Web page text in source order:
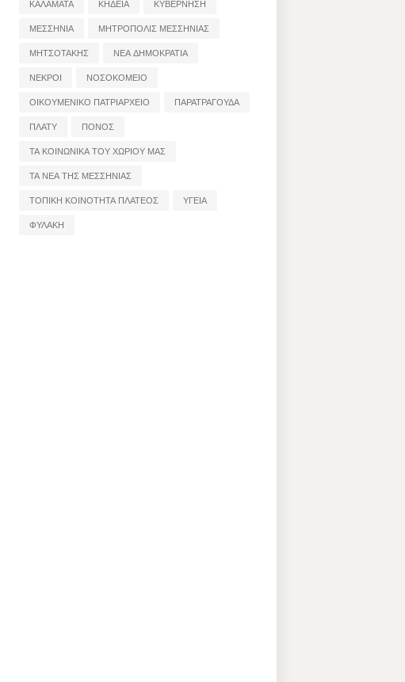
ΚΑΛΑΜΑΤΑ
ΚΗΔΕΙΑ
ΚΥΒΕΡΝΗΣΗ
ΜΕΣΣΗΝΙΑ
ΜΗΤΡΟΠΟΛΙΣ ΜΕΣΣΗΝΙΑΣ
ΜΗΤΣΟΤΑΚΗΣ
ΝΕΑ ΔΗΜΟΚΡΑΤΙΑ
ΝΕΚΡΟΙ
ΝΟΣΟΚΟΜΕΙΟ
ΟΙΚΟΥΜΕΝΙΚΟ ΠΑΤΡΙΑΡΧΕΙΟ
ΠΑΡΑΤΡΑΓΟΥΔΑ
ΠΛΑΤΥ
ΠΟΝΟΣ
ΤΑ ΚΟΙΝΩΝΙΚΑ ΤΟΥ ΧΩΡΙΟΥ ΜΑΣ
ΤΑ ΝΕΑ ΤΗΣ ΜΕΣΣΗΝΙΑΣ
ΤΟΠΙΚΗ ΚΟΙΝΟΤΗΤΑ ΠΛΑΤΕΟΣ
ΥΓΕΙΑ
ΦΥΛΑΚΗ